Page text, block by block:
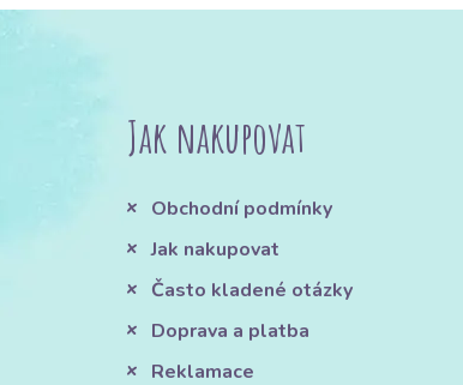
Jak nakupovat
Obchodní podmínky
Jak nakupovat
Často kladené otázky
Doprava a platba
Reklamace